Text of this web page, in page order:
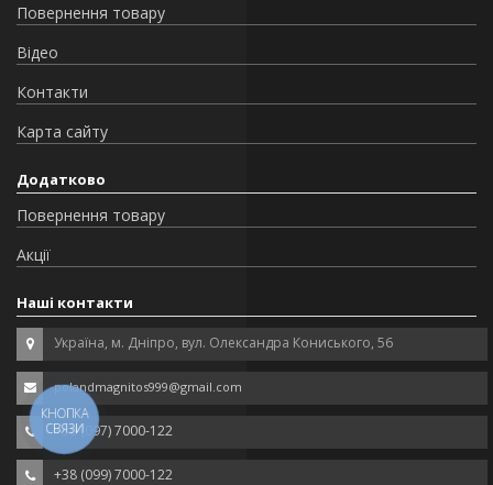
Повернення товару
Відео
Контакти
Карта сайту
Додатково
Повернення товару
Акції
Наші контакти
Україна, м. Дніпро, вул. Олександра Кониського, 56
polandmagnitos999@gmail.com
+38 (097) 7000-122
+38 (099) 7000-122
КНОПКА
СВЯЗИ